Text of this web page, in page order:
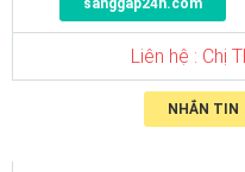
sanggap24h.com
Liên hệ : Chị
NHẮN TIN